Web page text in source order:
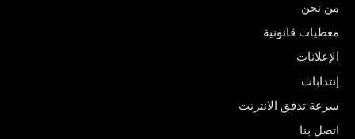
من نحن
معطيات قانونية
الإعلانات
إنتدابات
سرعة تدفق الانترنت
اتصل بنا